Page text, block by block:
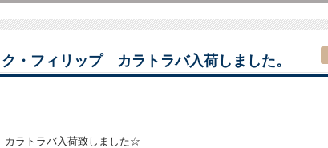
・フィリップ カラトラバ入荷しました。
ラトラバ入荷致しました☆